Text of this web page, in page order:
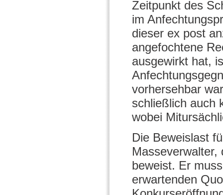
Zeitpunkt des
im
dieser ex post
angefochtene
ausgewirkt hat,
vorhersehbar
schließlich auch
wobei
Die Beweislast
Masseverwalter,
beweist. Er
erwartenden